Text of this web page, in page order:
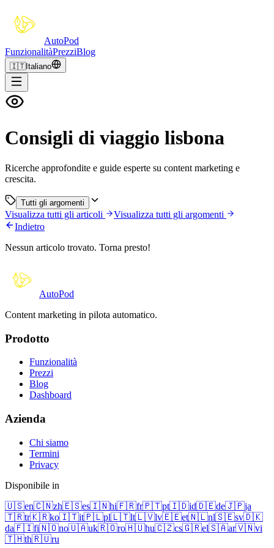
AutoPod
FunzionalitàPrezziBlog
🇮🇹Italiano
Consigli di viaggio lisbona
Ricerche approfondite e guide esperte su content marketing e
crescita.
Tutti gli argomenti
Visualizza tutti gli articoli
Visualizza tutti gli argomenti
Indietro
Nessun articolo trovato. Torna presto!
AutoPod
Content marketing in pilota automatico.
Prodotto
Funzionalità
Prezzi
Blog
Dashboard
Azienda
Chi siamo
Termini
Privacy
Disponibile in
🇺🇸en🇨🇳zh🇪🇸es🇮🇳hi🇫🇷fr🇵🇹pt🇮🇩id🇩🇪de🇯🇵ja
🇹🇷tr🇰🇷ko🇮🇹it🇵🇱pl🇱🇹lt🇱🇻lv🇪🇪et🇳🇱nl🇸🇪sv🇩🇰
da🇫🇮fi🇳🇴no🇺🇦uk🇷🇴ro🇭🇺hu🇨🇿cs🇬🇷el🇸🇦ar🇻🇳vi
🇹🇭th🇷🇺ru